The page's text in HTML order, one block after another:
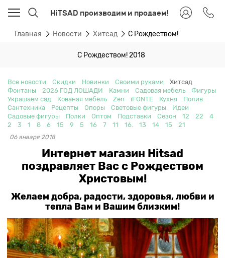
HiTSAD производим и продаем!
Главная Новости Хитсад С Рождеством!
С Рождеством! 2018
Все новости Скидки Новинки Своими руками
Хитсад
Фонтаны
2026 ГОД ЛОШАДИ Камни Садовая мебель
Фигуры
Украшаем сад
Кованая мебель Zen iFONTE Кухня
Полив
Сантехника
Рецепты Опоры Световые фигуры
Идеи
Садовые фигуры
Полки Оптом Подставки Сезон 12 22
4
2
3 1 8 6 15 9 5 16 7 11 16. 13 14 15 21
06 января 2018
Интернет магазин Hitsad
поздравляет Вас с Рождеством
Христовым!
Желаем добра, радости, здоровья, любви и
тепла Вам и Вашим близким!